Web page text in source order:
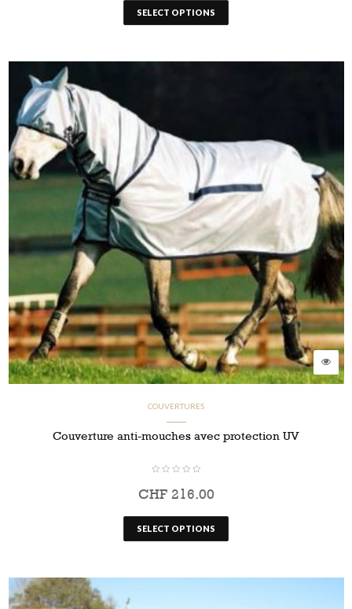
SELECT OPTIONS
COUVERTURES
Couverture anti-mouches avec protection UV
CHF216.00
SELECT OPTIONS